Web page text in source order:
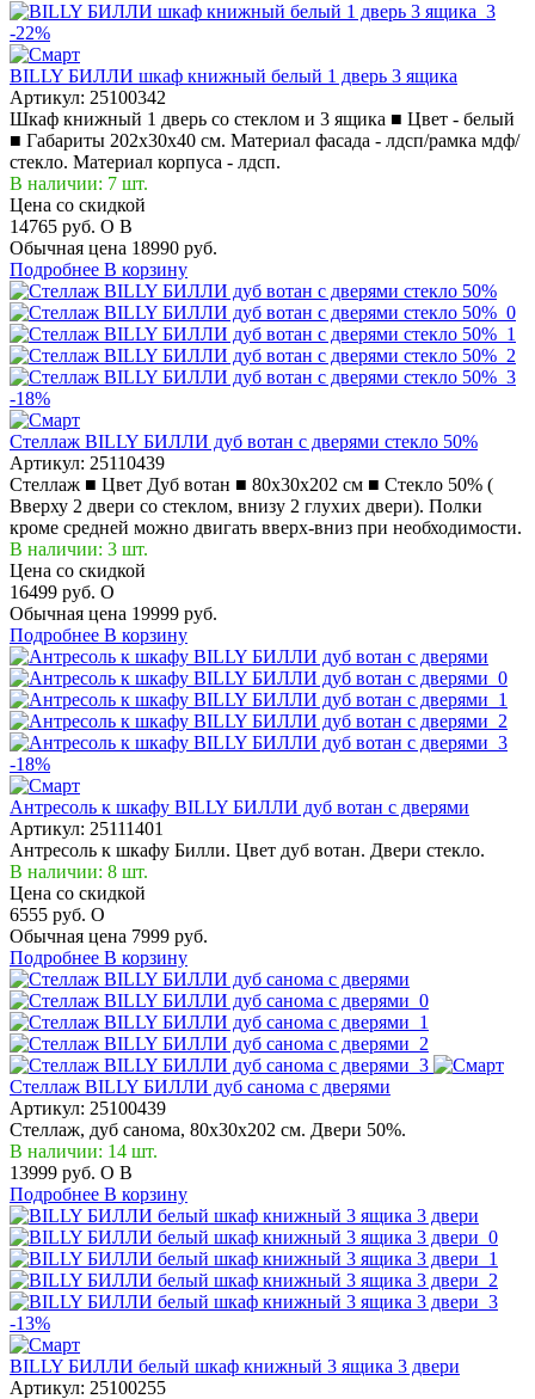
-22%
BILLY БИЛЛИ шкаф книжный белый 1 дверь 3 ящика
Артикул: 25100342
Шкаф книжный 1 дверь со стеклом и 3 ящика ■ Цвет - белый
■ Габариты 202x30x40 см. Материал фасада - лдсп/рамка мдф/
стекло. Материал корпуса - лдсп.
В наличии: 7 шт.
Цена со скидкой
14765 руб. O B
Обычная цена 18990 руб.
Подробнее В корзину
-18%
Стеллаж BILLY БИЛЛИ дуб вотан с дверями стекло 50%
Артикул: 25110439
Стеллаж ■ Цвет Дуб вотан ■ 80x30x202 см ■ Стекло 50% (
Вверху 2 двери со стеклом, внизу 2 глухих двери). Полки
кроме средней можно двигать вверх-вниз при необходимости.
В наличии: 3 шт.
Цена со скидкой
16499 руб. O
Обычная цена 19999 руб.
Подробнее В корзину
-18%
Антресоль к шкафу BILLY БИЛЛИ дуб вотан с дверями
Артикул: 25111401
Антресоль к шкафу Билли. Цвет дуб вотан. Двери стекло.
В наличии: 8 шт.
Цена со скидкой
6555 руб. O
Обычная цена 7999 руб.
Подробнее В корзину
Стеллаж BILLY БИЛЛИ дуб санома с дверями
Артикул: 25100439
Стеллаж, дуб санома, 80x30x202 см. Двери 50%.
В наличии: 14 шт.
13999 руб. O B
Подробнее В корзину
-13%
BILLY БИЛЛИ белый шкаф книжный 3 ящика 3 двери
Артикул: 25100255